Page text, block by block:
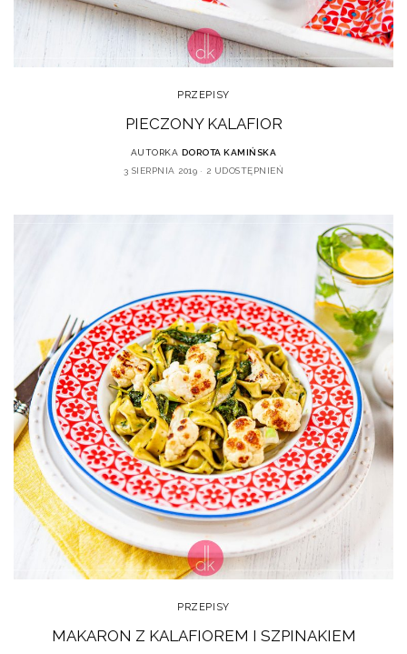
PRZEPISY
PIECZONY KALAFIOR
AUTORKA DOROTA KAMIŃSKA
3 SIERPNIA 2019
2 UDOSTĘPNIEŃ
PRZEPISY
MAKARON Z KALAFIOREM I SZPINAKIEM